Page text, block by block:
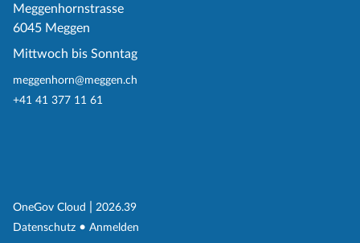
Meggenhornstrasse
6045 Meggen
Mittwoch bis Sonntag
meggenhorn@meggen.ch
+41 41 377 11 61
OneGov Cloud (External Link)
2026.39
Datenschutz (External Link)
Anmelden